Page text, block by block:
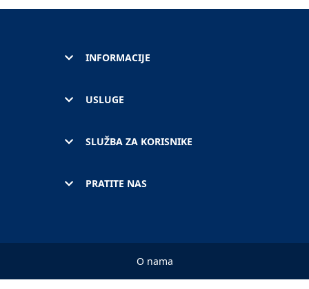
INFORMACIJE
USLUGE
SLUŽBA ZA KORISNIKE
PRATITE NAS
O nama